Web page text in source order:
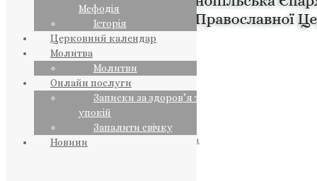
ПРЕДСТОЯТЕЛЬ
Православна Церква України
Мефодія
Історія
Церковний календар
Молитва
Молитви
Онлайн послуги
Записки за здоров’я та за
упокій
Запалити свічку
Новини